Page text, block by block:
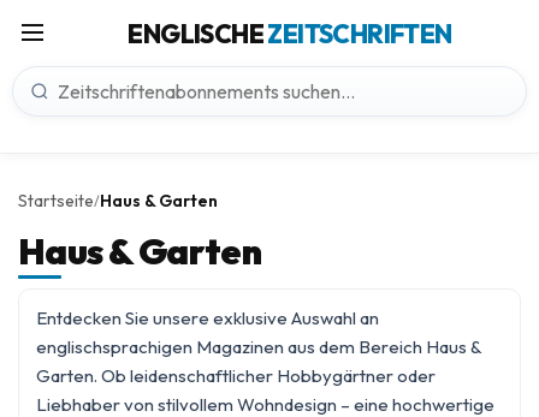
ENGLISCHEZEITSCHRIFTEN
Startseite/Haus & Garten
Haus & Garten
Entdecken Sie unsere exklusive Auswahl an
englischsprachigen Magazinen aus dem Bereich Haus &
Garten. Ob leidenschaftlicher Hobbygärtner oder
Liebhaber von stilvollem Wohndesign – eine hochwertige